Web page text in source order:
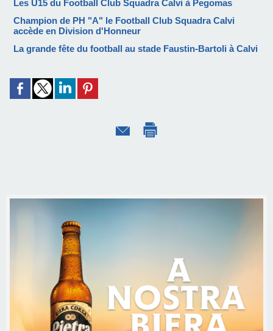
Les U15 du Football Club Squadra Calvi à Pegomas
Champion de PH "A" le Football Club Squadra Calvi
accède en Division d'Honneur
La grande fête du football au stade Faustin-Bartoli à Calvi